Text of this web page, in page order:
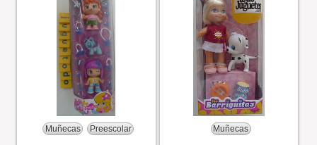
Muñecas Preescolar Muñecas